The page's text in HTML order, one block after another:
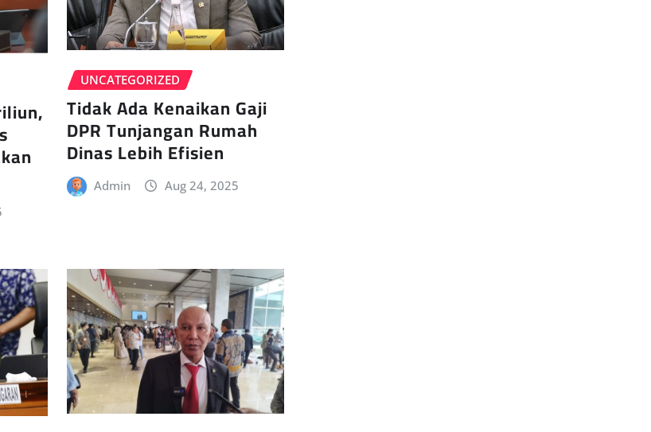
UNCATEGORIZED
Tidak Ada Kenaikan Gaji
DPR Tunjangan Rumah
Dinas Lebih Efisien
Admin Aug 24, 2025